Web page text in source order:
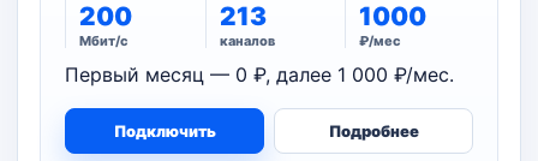
200
Мбит/с
213
каналов
1000
₽/мес
Первый месяц — 0 ₽, далее 1 000 ₽/мес.
Подключить Подробнее